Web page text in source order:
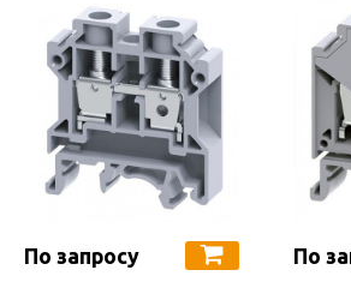
По запросу По